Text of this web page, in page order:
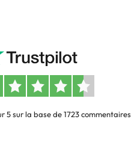
5 sur la base de 1723 commentaires